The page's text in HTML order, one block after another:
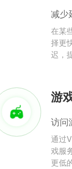
减少
在某
择更
迟，
游
访问
通过
戏服
更低